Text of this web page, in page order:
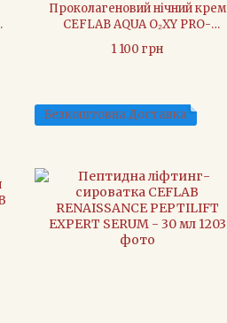
Проколагеновий нічний крем
CEFLAB AQUA O₂XY PRO-
COLLAGEN NIGHT - 50 мл
1 100 грн
Безкоштовна Доставка